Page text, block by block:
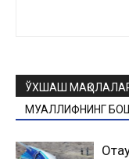
ЎХШАШ
МУАЛЛИФНИНГ